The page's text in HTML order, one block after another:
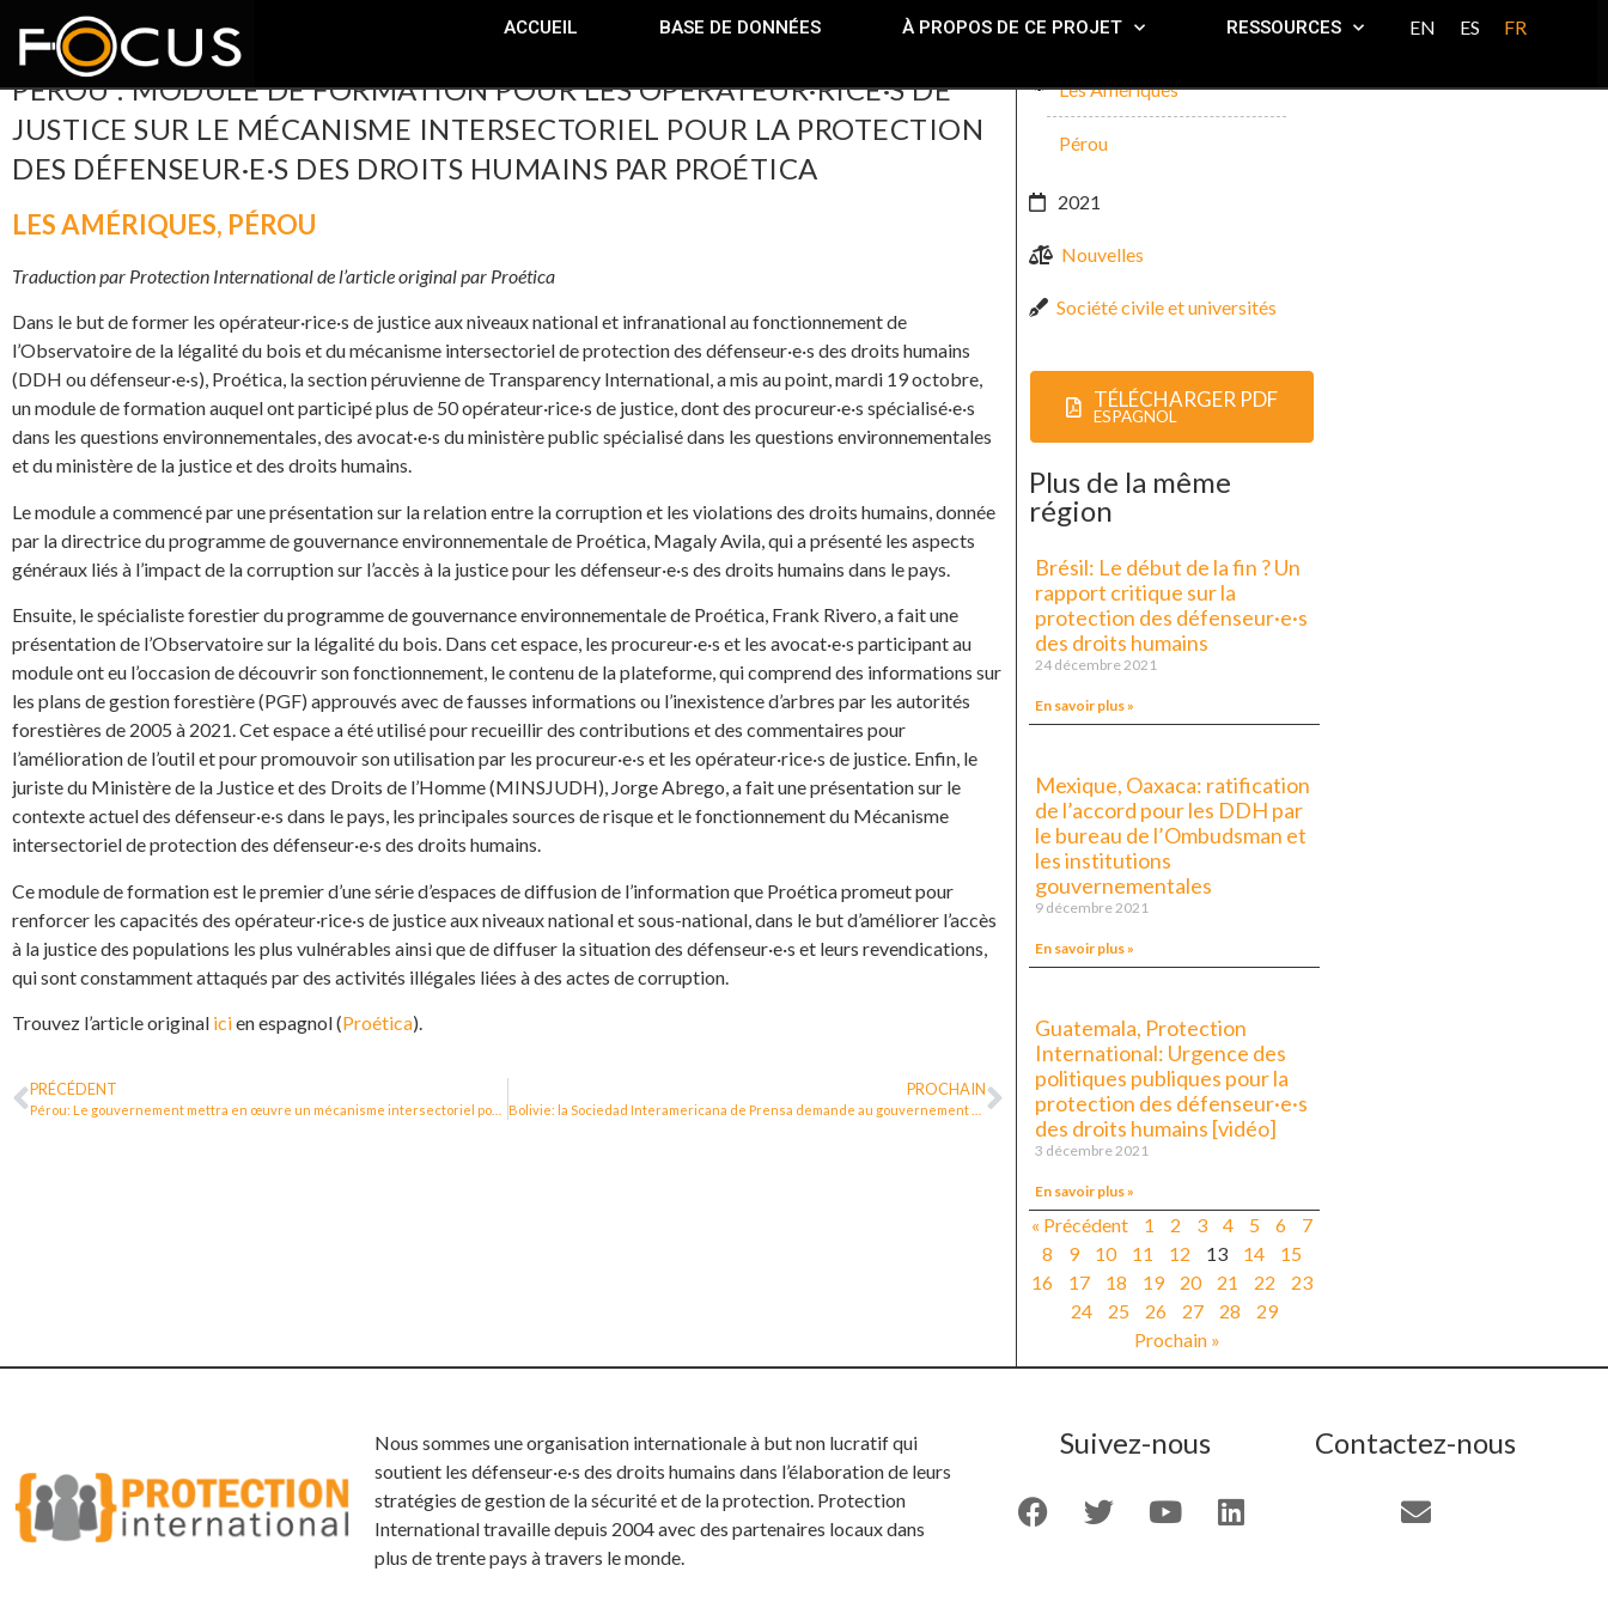
ACCUEIL BASE DE DONNÉES À PROPOS DE CE PROJET RESSOURCES EN ES FR
PÉROU : MODULE DE FORMATION POUR LES OPÉRATEUR·RICE·S DE
JUSTICE SUR LE MÉCANISME INTERSECTORIEL POUR LA PROTECTION
DES DÉFENSEUR·E·S DES DROITS HUMAINS PAR PROÉTICA
LES AMÉRIQUES, PÉROU
Traduction par Protection International de l’article original par Proética
Dans le but de former les opérateur·rice·s de justice aux niveaux national et infranational au fonctionnement de
l’Observatoire de la légalité du bois et du mécanisme intersectoriel de protection des défenseur·e·s des droits humains
(DDH ou défenseur·e·s), Proética, la section péruvienne de Transparency International, a mis au point, mardi 19 octobre,
un module de formation auquel ont participé plus de 50 opérateur·rice·s de justice, dont des procureur·e·s spécialisé·e·s
dans les questions environnementales, des avocat·e·s du ministère public spécialisé dans les questions environnementales
et du ministère de la justice et des droits humains.
Le module a commencé par une présentation sur la relation entre la corruption et les violations des droits humains, donnée
par la directrice du programme de gouvernance environnementale de Proética, Magaly Avila, qui a présenté les aspects
généraux liés à l’impact de la corruption sur l’accès à la justice pour les défenseur·e·s des droits humains dans le pays.
Ensuite, le spécialiste forestier du programme de gouvernance environnementale de Proética, Frank Rivero, a fait une
présentation de l’Observatoire sur la légalité du bois. Dans cet espace, les procureur·e·s et les avocat·e·s participant au
module ont eu l’occasion de découvrir son fonctionnement, le contenu de la plateforme, qui comprend des informations sur
les plans de gestion forestière (PGF) approuvés avec de fausses informations ou l’inexistence d’arbres par les autorités
forestières de 2005 à 2021. Cet espace a été utilisé pour recueillir des contributions et des commentaires pour
l’amélioration de l’outil et pour promouvoir son utilisation par les procureur·e·s et les opérateur·rice·s de justice. Enfin, le
juriste du Ministère de la Justice et des Droits de l’Homme (MINSJUDH), Jorge Abrego, a fait une présentation sur le
contexte actuel des défenseur·e·s dans le pays, les principales sources de risque et le fonctionnement du Mécanisme
intersectoriel de protection des défenseur·e·s des droits humains.
Ce module de formation est le premier d’une série d’espaces de diffusion de l’information que Proética promeut pour
renforcer les capacités des opérateur·rice·s de justice aux niveaux national et sous-national, dans le but d’améliorer l’accès
à la justice des populations les plus vulnérables ainsi que de diffuser la situation des défenseur·e·s et leurs revendications,
qui sont constamment attaqués par des activités illégales liées à des actes de corruption.
Trouvez l’article original icien espagnol (Proética).
PRÉCÉDENT PROCHAIN
Les Amériques
Pérou
2021
Nouvelles
Société civile et universités
TÉLÉCHARGER PDF
ESPAGNOL
Plus de la même
région
Brésil: Le début de la fin ? Un
rapport critique sur la
protection des défenseur·e·s
des droits humains
24 décembre 2021
En savoir plus »
Mexique, Oaxaca: ratification
de l’accord pour les DDH par
le bureau de l’Ombudsman et
les institutions
gouvernementales
9 décembre 2021
En savoir plus »
Guatemala, Protection
International: Urgence des
politiques publiques pour la
protection des défenseur·e·s
des droits humains [vidéo]
3 décembre 2021
En savoir plus »
« Précédent 1 2 3 4 5 6
7
8
9 10 11 12 13 14
15
16
17 18 19 20 21 22
23
24
25 26 27 28
29
Prochain »
Nous sommes une organisation internationale à but non lucratif qui
soutient les défenseur·e·s des droits humains dans l’élaboration de leurs
stratégies de gestion de la sécurité et de la protection. Protection
International travaille depuis 2004 avec des partenaires locaux dans
plus de trente pays à travers le monde.
Suivez-nous Contactez-nous